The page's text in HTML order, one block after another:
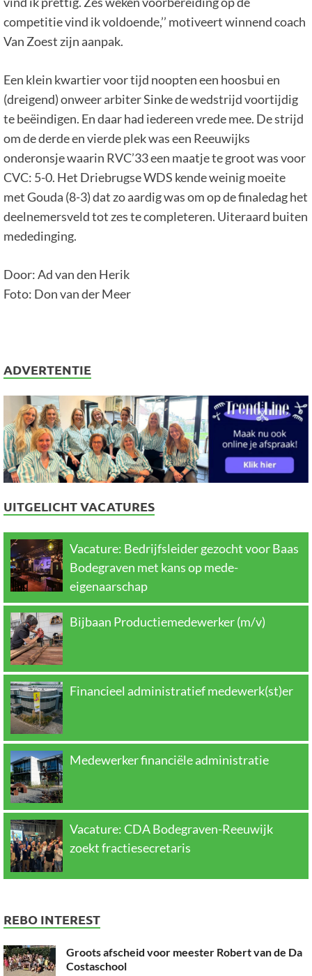
competitie vind ik voldoende,’’ motiveert winnend coach
Van Zoest zijn aanpak.
Een klein kwartier voor tijd noopten een hoosbui en
(dreigend) onweer arbiter Sinke de wedstrijd voortijdig
te beëindigen. En daar had iedereen vrede mee. De strijd
om de derde en vierde plek was een Reeuwijks
onderonsje waarin RVC’33 een maatje te groot was voor
CVC: 5-0. Het Driebrugse WDS kende weinig moeite
met Gouda (8-3) dat zo aardig was om op de finaledag het
deelnemersveld tot zes te completeren. Uiteraard buiten
mededinging.
Door: Ad van den Herik
Foto: Don van der Meer
ADVERTENTIE
UITGELICHT VACATURES
Vacature: Bedrijfsleider gezocht voor Baas
Bodegraven met kans op mede-
eigenaarschap
Bijbaan Productiemedewerker (m/v)
Financieel administratief medewerk(st)er
Medewerker financiële administratie
Vacature: CDA Bodegraven-Reeuwijk
zoekt fractiesecretaris
REBO INTEREST
Groots afscheid voor meester Robert van de Da
Costaschool